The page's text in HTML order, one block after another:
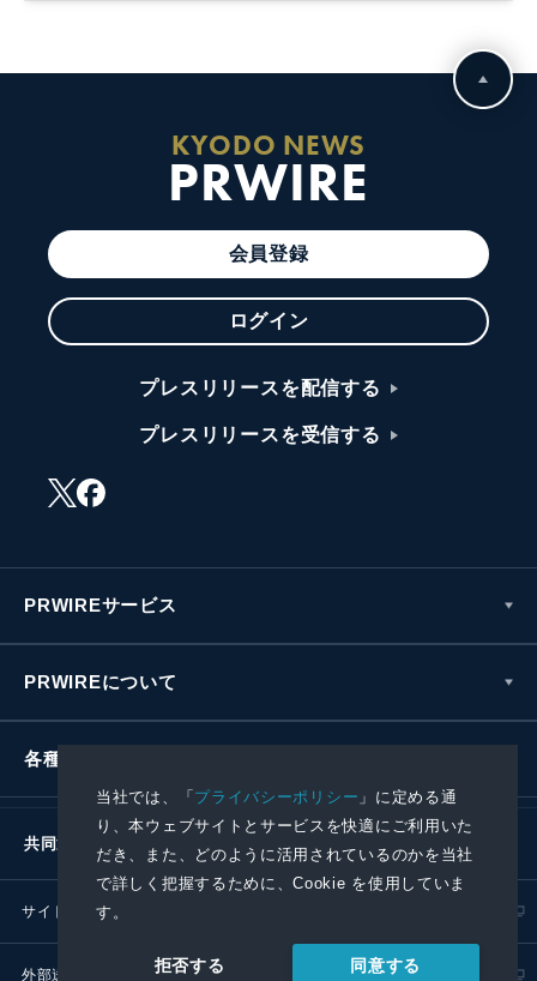
当社では、「プライバシーポリシー 」に定める通
り、本ウェブサイトとサービスを快適にご利用いた
だき、また、どのように活用されているのかを当社
で詳しく把握するために、Cookie を使用していま
す。
拒否する 同意する
KYODO NEWS
PRWIRE
会員登録
ログイン
プレスリリースを配信する
プレスリリースを受信する
PRWIREサービス
PRWIREについて
各種お問い合わせ
共同通信社グループ
サイトポリシー
外部送信ポリシー プレスリリース取扱基準